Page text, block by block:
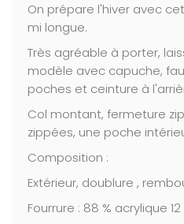
On prépare l'hiver avec
mi longue.
Très agréable à porter,
modèle avec capuche,
poches et ceinture à
Col montant, fermeture
zippées, une poche
Composition :
Extérieur, doublure ,
Fourrure : 88 % acrylique